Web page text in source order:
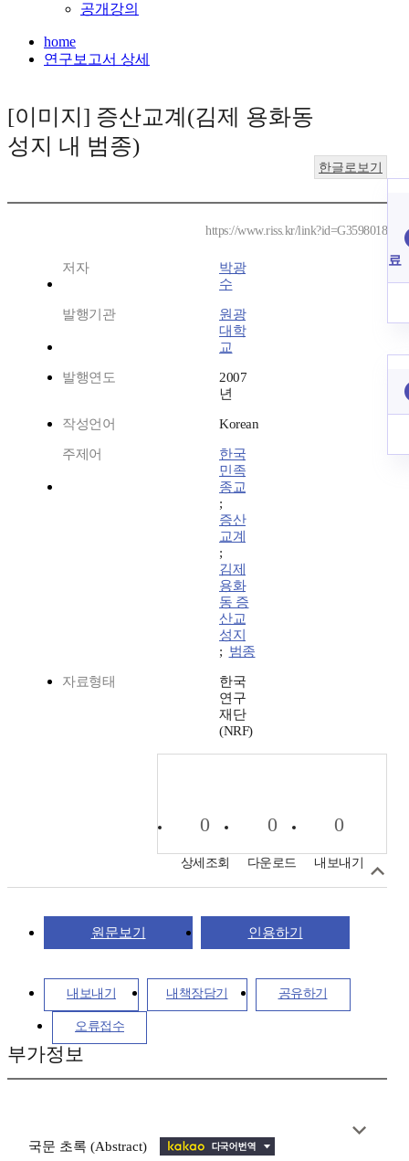
공개강의
home
연구보고서 상세
[이미지] 증산교계(김제 용화동
성지 내 범종)
한글로보기
https://www.riss.kr/link?id=G3598018
저자
박광
수
발행기관
원광
대학
교
발행연도
2007
년
작성언어 Korean
주제어
한국
민족
종교
;
증산
교계
;
김제
용화
동 증
산교
성지
; 범종
자료형태
한국
연구
재단
(NRF)
0
상세조회
0
다운로드
0
내보내기
원문보기 인용하기
내보내기 내책장담기 공유하기
오류접수
부가정보
국문 초록 (Abstract)
료